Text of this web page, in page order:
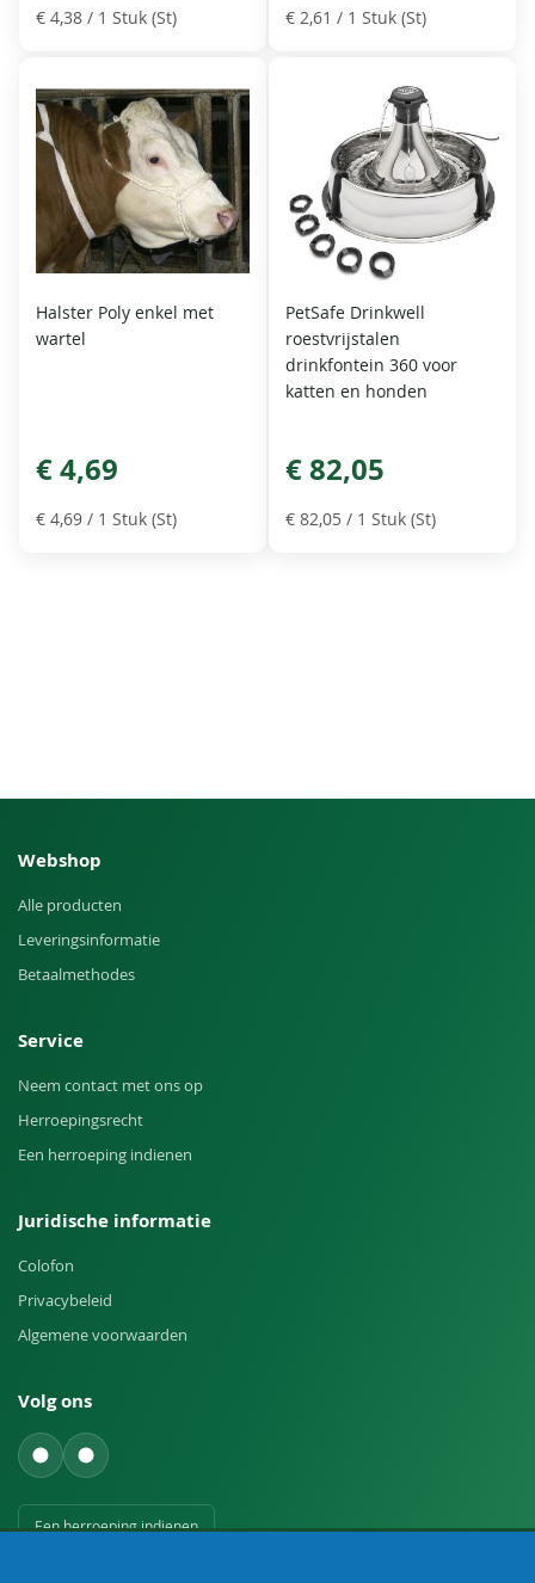
€ 4,38 / 1 Stuk (St) € 2,61 / 1 Stuk (St)
Halster Poly enkel met
wartel
€ 4,69
€ 4,69 / 1 Stuk (St)
PetSafe Drinkwell
roestvrijstalen
drinkfontein 360 voor
katten en honden
€ 82,05
€ 82,05 / 1 Stuk (St)
Webshop
Alle producten
Leveringsinformatie
Betaalmethodes
Service
Neem contact met ons op
Herroepingsrecht
Een herroeping indienen
Juridische informatie
Colofon
Privacybeleid
Algemene voorwaarden
Volg ons
Een herroeping indienen